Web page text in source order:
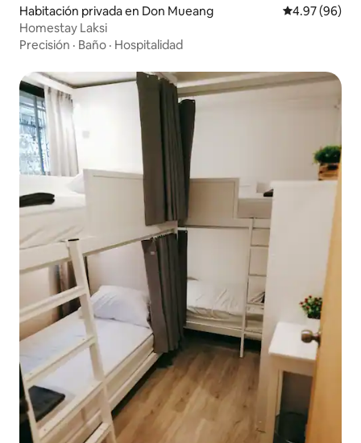
Habitación privada en Don Mueang Calificación
4.97 (96)
Homestay Laksi
Precisión · Baño · Hospitalidad